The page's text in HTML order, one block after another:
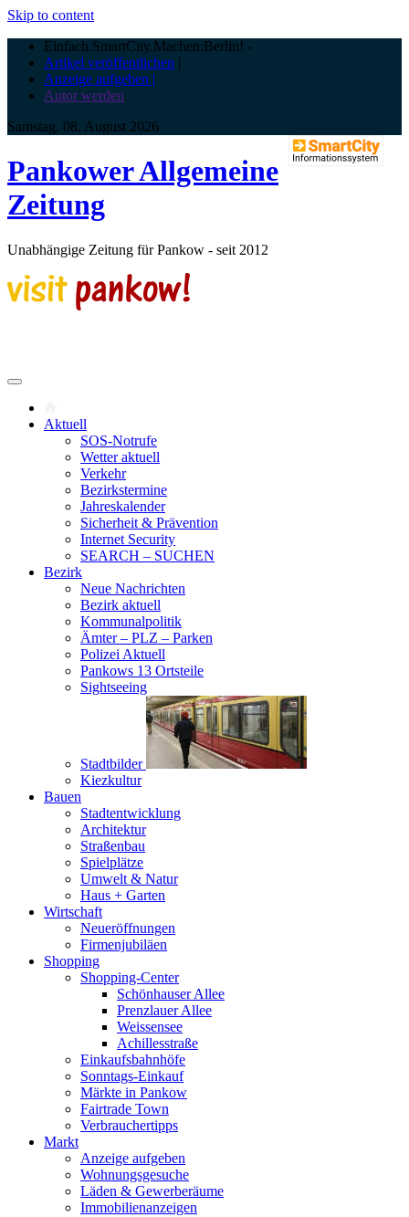
Skip to content
Einfach.SmartCity.Machen:Berlin! -
Artikel veröffentlichen |
Anzeige aufgeben |
Autor werden
Samstag, 08. August 2026
Pankower Allgemeine
Zeitung
Unabhängige Zeitung für Pankow - seit 2012
Aktuell
SOS-Notrufe
Wetter aktuell
Verkehr
Bezirkstermine
Jahreskalender
Sicherheit & Prävention
Internet Security
SEARCH – SUCHEN
Bezirk
Neue Nachrichten
Bezirk aktuell
Kommunalpolitik
Ämter – PLZ – Parken
Polizei Aktuell
Pankows 13 Ortsteile
Sightseeing
Stadtbilder
Kiezkultur
Bauen
Stadtentwicklung
Architektur
Straßenbau
Spielplätze
Umwelt & Natur
Haus + Garten
Wirtschaft
Neueröffnungen
Firmenjubiläen
Shopping
Shopping-Center
Schönhauser Allee
Prenzlauer Allee
Weissensee
Achillesstraße
Einkaufsbahnhöfe
Sonntags-Einkauf
Märkte in Pankow
Fairtrade Town
Verbrauchertipps
Markt
Anzeige aufgeben
Wohnungsgesuche
Läden & Gewerberäume
Immobilienanzeigen